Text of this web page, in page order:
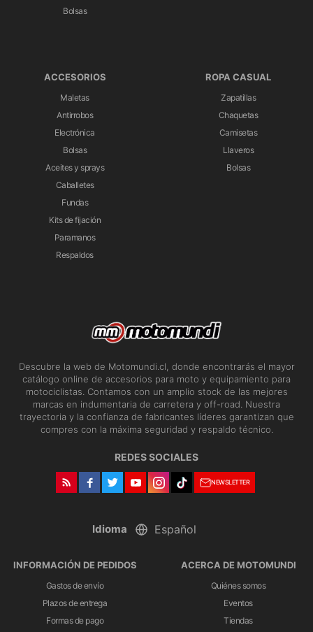
Bolsas
ACCESORIOS
Maletas
Antirrobos
Electrónica
Bolsas
Aceites y sprays
Caballetes
Fundas
Kits de fijación
Paramanos
Respaldos
ROPA CASUAL
Zapatillas
Chaquetas
Camisetas
Llaveros
Bolsas
Descubre la web de Motomundi.cl, donde encontrarás el mayor
catálogo online de accesorios para moto y equipamiento para
motociclistas. Contamos con un amplio stock de las mejores
marcas en indumentaria de carretera y off-road. Nuestra
trayectoria y la confianza de fabricantes líderes garantizan que
compres con la máxima seguridad y respaldo técnico.
REDES SOCIALES
NEWSLETTER
Idioma
INFORMACIÓN DE PEDIDOS
Gastos de envío
Plazos de entrega
Formas de pago
ACERCA DE MOTOMUNDI
Quiénes somos
Eventos
Tiendas